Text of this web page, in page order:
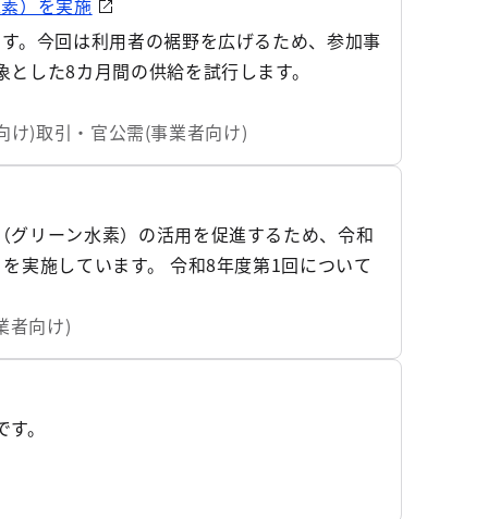
）を実施
。今回は利用者の裾野を広げるため、参加事
した8カ月間の供給を試行します。
け)取引・官公需(事業者向け)
リーン水素）の活用を促進するため、令和
実施しています。 令和8年度第1回について
者向け)
。